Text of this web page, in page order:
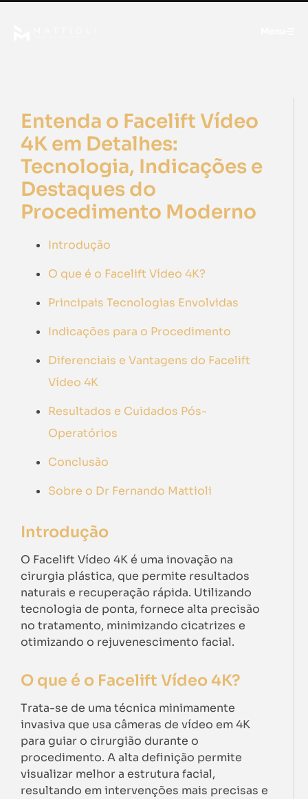
Entenda o Facelift Vídeo
4K em Detalhes:
Tecnologia, Indicações e
Destaques do
Procedimento Moderno
Introdução
O que é o Facelift Vídeo 4K?
Principais Tecnologias Envolvidas
Indicações para o Procedimento
Diferenciais e Vantagens do Facelift
Vídeo 4K
Resultados e Cuidados Pós-
Operatórios
Conclusão
Sobre o Dr Fernando Mattioli
Introdução
O Facelift Vídeo 4K é uma inovação na
cirurgia plástica, que permite resultados
naturais e recuperação rápida. Utilizando
tecnologia de ponta, fornece alta precisão
no tratamento, minimizando cicatrizes e
otimizando o rejuvenescimento facial.
O que é o Facelift Vídeo 4K?
Trata-se de uma técnica minimamente
invasiva que usa câmeras de vídeo em 4K
para guiar o cirurgião durante o
procedimento. A alta definição permite
visualizar melhor a estrutura facial,
resultando em intervenções mais precisas e